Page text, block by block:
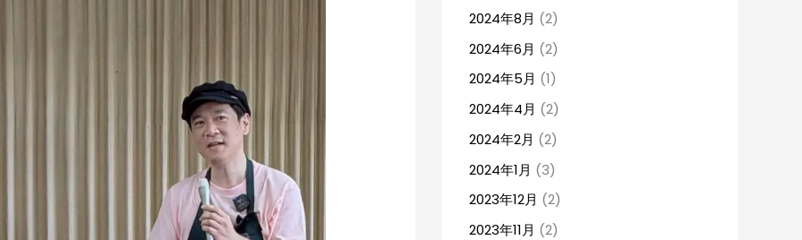
2024年8月 (2)
2024年6月 (2)
2024年5月 (1)
2024年4月 (2)
2024年2月 (2)
2024年1月 (3)
2023年12月 (2)
2023年11月 (2)